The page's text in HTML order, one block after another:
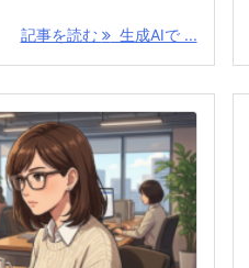
記事を読む 生成AIで ...